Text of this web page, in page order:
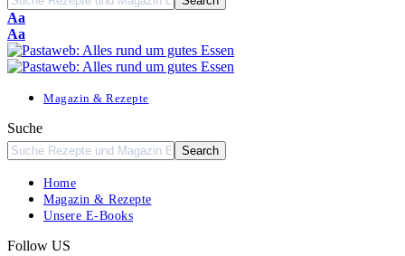
Font
Resizer
Aa
Font
Resizer
Aa
Magazin & Rezepte
Suche
Home
Magazin & Rezepte
Unsere E-Books
Follow US